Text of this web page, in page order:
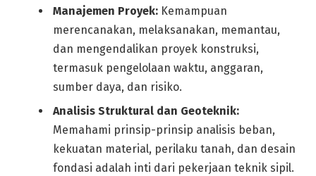
Manajemen Proyek: Kemampuan
merencanakan, melaksanakan, memantau,
dan mengendalikan proyek konstruksi,
termasuk pengelolaan waktu, anggaran,
sumber daya, dan risiko.
Analisis Struktural dan Geoteknik:
Memahami prinsip-prinsip analisis beban,
kekuatan material, perilaku tanah, dan desain
fondasi adalah inti dari pekerjaan teknik sipil.